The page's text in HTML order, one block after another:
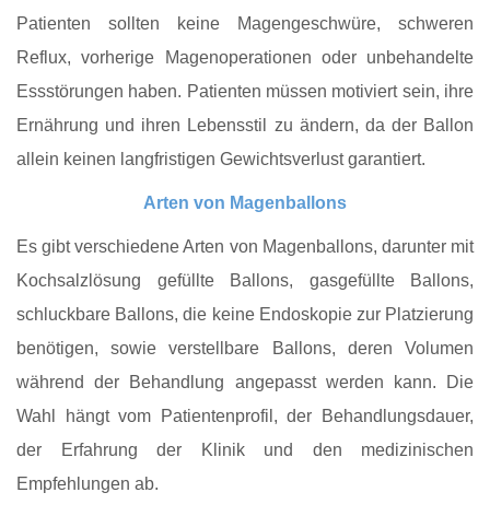
Patienten sollten keine Magengeschwüre, schweren
Reflux, vorherige Magenoperationen oder unbehandelte
Essstörungen haben. Patienten müssen motiviert sein, ihre
Ernährung und ihren Lebensstil zu ändern, da der Ballon
allein keinen langfristigen Gewichtsverlust garantiert.
Arten von Magenballons
Es gibt verschiedene Arten von Magenballons, darunter mit
Kochsalzlösung gefüllte Ballons, gasgefüllte Ballons,
schluckbare Ballons, die keine Endoskopie zur Platzierung
benötigen, sowie verstellbare Ballons, deren Volumen
während der Behandlung angepasst werden kann. Die
Wahl hängt vom Patientenprofil, der Behandlungsdauer,
der Erfahrung der Klinik und den medizinischen
Empfehlungen ab.